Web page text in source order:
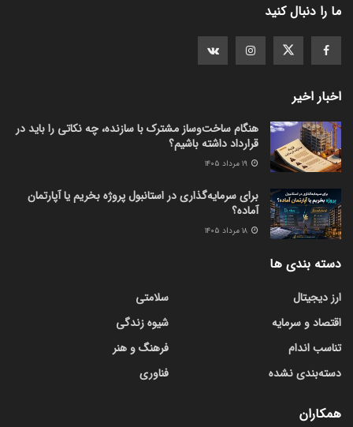
ما را دنبال کنید
اخبار اخیر
هنگام ساخت‌وساز مشترک با سازنده، چه نکاتی را باید در
قرارداد داشته باشیم؟
برای سرمایه‌گذاری در استانبول پروژه بخریم یا آپارتمان
آماده؟
دسته بندی ها
ارز دیجیتال
اقتصاد و سرمایه
تناسب اندام
دسته‌بندی نشده
سلامتی
شیوه زندگی
فرهنگ و هنر
فناوری
همکاران